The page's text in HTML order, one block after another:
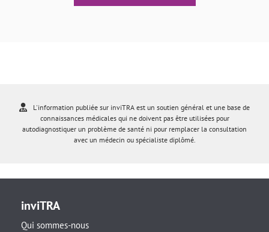
L'information publiée sur inviTRA est un soutien général et une base de
connaissances médicales qui ne doivent pas être utilisées pour
autodiagnostiquer un problème de santé ni pour remplacer la consultation
avec un médecin ou spécialiste diplômé.
inviTRA
Qui sommes-nous